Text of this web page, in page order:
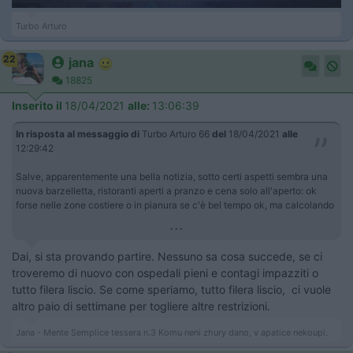
Turbo Arturo
22 jana
18825
Inserito il 18/04/2021 alle: 13:06:39
In risposta al messaggio di Turbo Arturo 66 del 18/04/2021 alle
12:29:42
Salve, apparentemente una bella notizia, sotto certi aspetti sembra una
nuova barzelletta, ristoranti aperti a pranzo e cena solo all'aperto: ok
forse nelle zone costiere o in pianura se c'è bel tempo ok, ma calcolando
...
Dai, si sta provando partire. Nessuno sa cosa succede, se ci
troveremo di nuovo con ospedali pieni e contagi impazziti o
tutto filera liscio. Se come speriamo, tutto filera liscio, ci vuole
altro paio di settimane per togliere altre restrizioni.
Jana - Mente Semplice tessera n.3 Komu neni zhury dano, v apatice nekoupi.